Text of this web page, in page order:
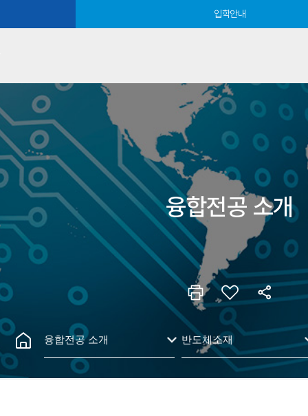
입학안내
융합전공 소개
융합전공 소개 반도체소재